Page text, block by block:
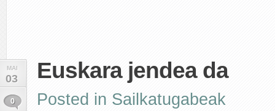
MAI
03
0
Euskara jendea da
Posted in Sailkatugabeak